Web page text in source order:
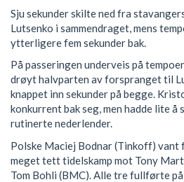
Sju sekunder skilte ned fra
Lutsenko i sammendraget, mens
ytterligere fem sekunder bak.
På passeringen underveis på
drøyt halvparten av forspranget til
knappet inn sekunder på begge.
konkurrent bak seg, men hadde lite å
rutinerte nederlender.
Polske Maciej Bodnar (Tinkoff)
meget tett tidelskamp mot Tony
Tom Bohli (BMC). Alle tre fullførte